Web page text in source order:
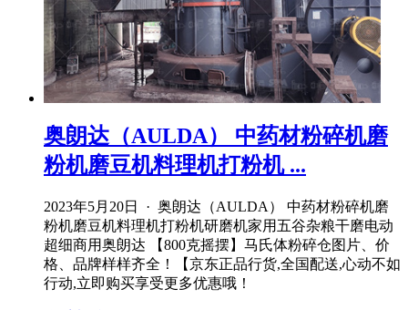
奥朗达（AULDA） 中药材粉碎机磨
粉机磨豆机料理机打粉机 ...
2023年5月20日 · 奥朗达（AULDA） 中药材粉碎机磨
粉机磨豆机料理机打粉机研磨机家用五谷杂粮干磨电动
超细商用奥朗达 【800克摇摆】马氏体粉碎仓图片、价
格、品牌样样齐全！【京东正品行货,全国配送,心动不如
行动,立即购买享受更多优惠哦！